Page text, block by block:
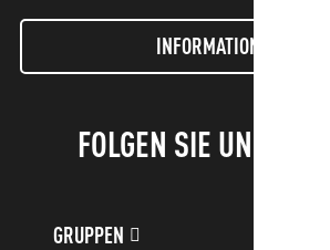
INFORMATIONEN LETTER
FOLGEN SIE UNS!
GRUPPEN